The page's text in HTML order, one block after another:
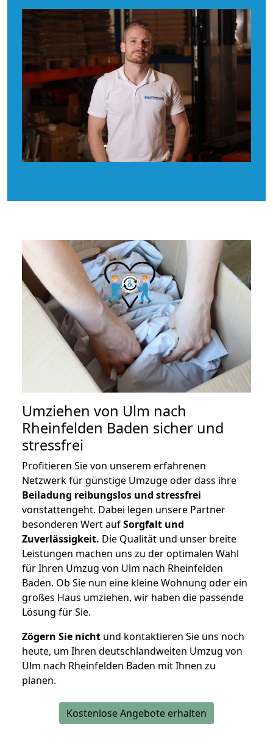
Umziehen von Ulm nach
Rheinfelden Baden sicher und
stressfrei
Profitieren Sie von unserem erfahrenen
Netzwerk für günstige Umzüge oder dass ihre
Beiladung reibungslos und stressfrei
vonstattengeht. Dabei legen unsere Partner
besonderen Wert aufSorgfalt und
Zuverlässigkeit. Die Qualität und unser breite
Leistungen machen uns zu der optimalen Wahl
für Ihren Umzug von Ulm nach Rheinfelden
Baden. Ob Sie nun eine kleine Wohnung oder ein
großes Haus umziehen, wir haben die passende
Lösung für Sie.
Zögern Sie nicht und kontaktieren Sie uns noch
heute, um Ihren deutschlandweiten Umzug von
Ulm nach Rheinfelden Baden mit Ihnen zu
planen.
Kostenlose Angebote erhalten